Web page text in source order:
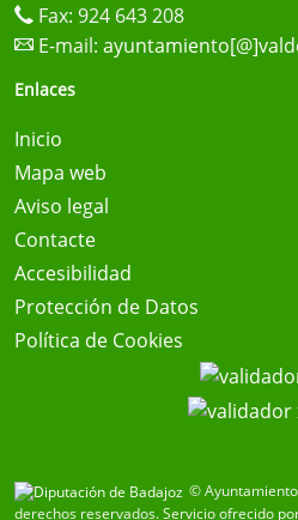
Fax: 924 643 208
E-mail:
Enlaces
Inicio
Mapa web
Aviso legal
Contacte
Accesibilidad
Protección de Datos
Política de Cookies
©
derechos reservados.Servicio ofrecido